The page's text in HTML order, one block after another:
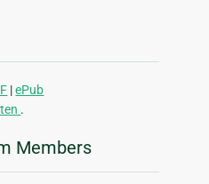
|ePub
.
Members